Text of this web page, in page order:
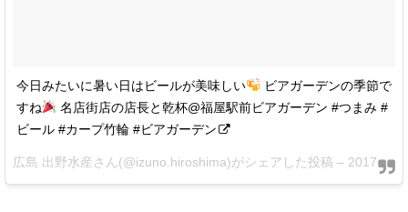
今日みたいに暑い日はビールが美味しい
ビアガーデンの季節で
すね
名店街店の店長と乾杯@福屋駅前ビアガーデン #つまみ #
ビール #カープ竹輪 #ビアガーデン
広島 出野水産さん(@izuno.hiroshima)がシェアした投稿 – 2017 6月 15 3:04午前 PDT